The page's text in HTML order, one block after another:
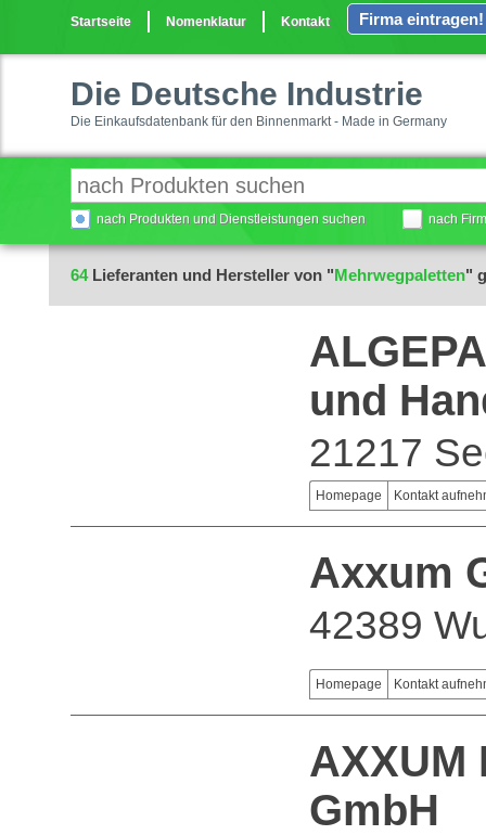
Startseite Nomenklatur Kontakt Firma eintragen!
Die Deutsche Industrie
Die Einkaufsdatenbank für den Binnenmarkt - Made in Germany
nach Produkten und Dienstleistungen suchen nach
64Lieferanten und Hersteller von "Mehrwegpaletten"
und
21217
Homepage Kontakt
Axxum
42389
Homepage Kontakt
AXXUM
GmbH